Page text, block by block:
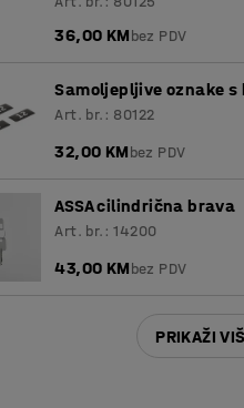
36,00 KMbez PDV
Samoljepljive oznake
Art. br.: 80122
32,00 KMbez PDV
ASSA cilindrična brava
Art. br.: 14200
43,00 KMbez PDV
PRIKAŽI